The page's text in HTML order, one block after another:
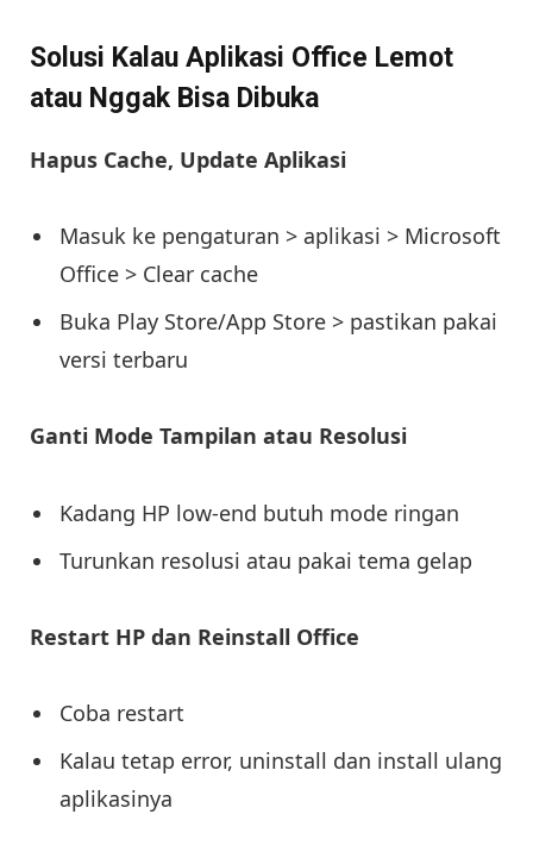
Solusi Kalau Aplikasi Office Lemot
atau Nggak Bisa Dibuka
Hapus Cache, Update Aplikasi
Masuk ke pengaturan > aplikasi > Microsoft
Office > Clear cache
Buka Play Store/App Store > pastikan pakai
versi terbaru
Ganti Mode Tampilan atau Resolusi
Kadang HP low-end butuh mode ringan
Turunkan resolusi atau pakai tema gelap
Restart HP dan Reinstall Office
Coba restart
Kalau tetap error, uninstall dan install ulang
aplikasinya